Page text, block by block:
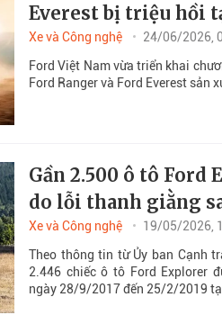
Everest bị triệu hồi
Xe và Công nghệ
24/06/2026,
Ford Việt Nam vừa triển khai
Ford Ranger và Ford Everest sản
Gần 2.500 ô tô
do lỗi thanh giằng
Xe và Công nghệ
19/05/2026,
Theo thông tin từ Ủy ban Cạnh
2.446 chiếc ô tô Ford Explorer
ngày 28/9/2017 đến 25/2/2019 tại